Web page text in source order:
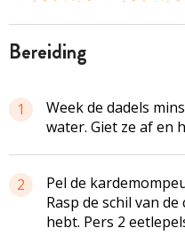
bereiding
1
Week de dadels
water. Giet ze af en
2
Pel de
Rasp de schil van
hebt. Pers 2